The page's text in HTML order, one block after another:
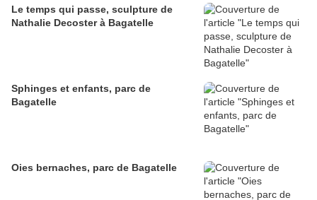
Le temps qui passe, sculpture de
Nathalie Decoster à Bagatelle
Sphinges et enfants, parc de
Bagatelle
Oies bernaches, parc de Bagatelle